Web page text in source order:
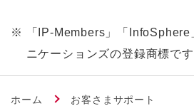
※
「IP-Members」「
ニケーションズの登録商標です
ホーム
お客さまサポート